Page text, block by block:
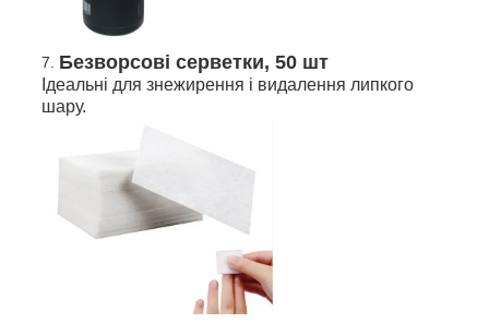
Безворсові серветки, 50 шт
Ідеальні для знежирення і видалення липкого
шару.